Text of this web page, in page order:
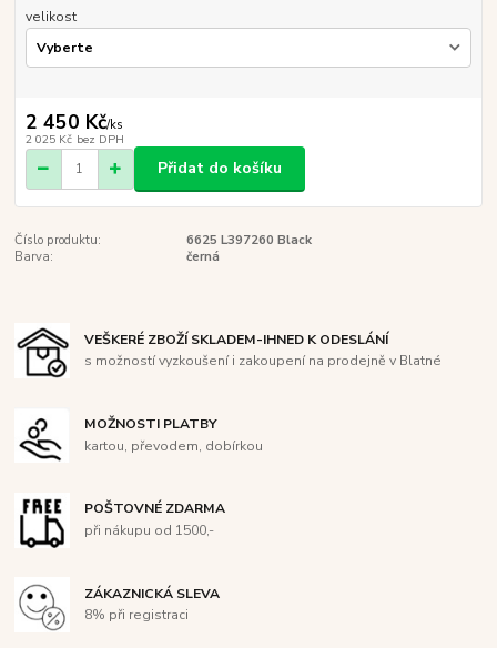
velikost
2 450 Kč/ks
2 025 Kč bez DPH
Přidat do košíku
Číslo produktu:
6625 L397260 Black
Barva:
černá
VEŠKERÉ ZBOŽÍ SKLADEM-IHNED K ODESLÁNÍ
s možností vyzkoušení i zakoupení na prodejně v Blatné
MOŽNOSTI PLATBY
kartou, převodem, dobírkou
POŠTOVNÉ ZDARMA
při nákupu od 1500,-
ZÁKAZNICKÁ SLEVA
8% při registraci